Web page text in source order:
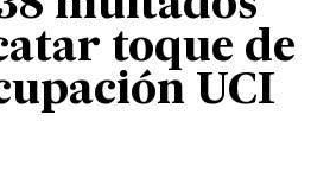
toque de
UCI